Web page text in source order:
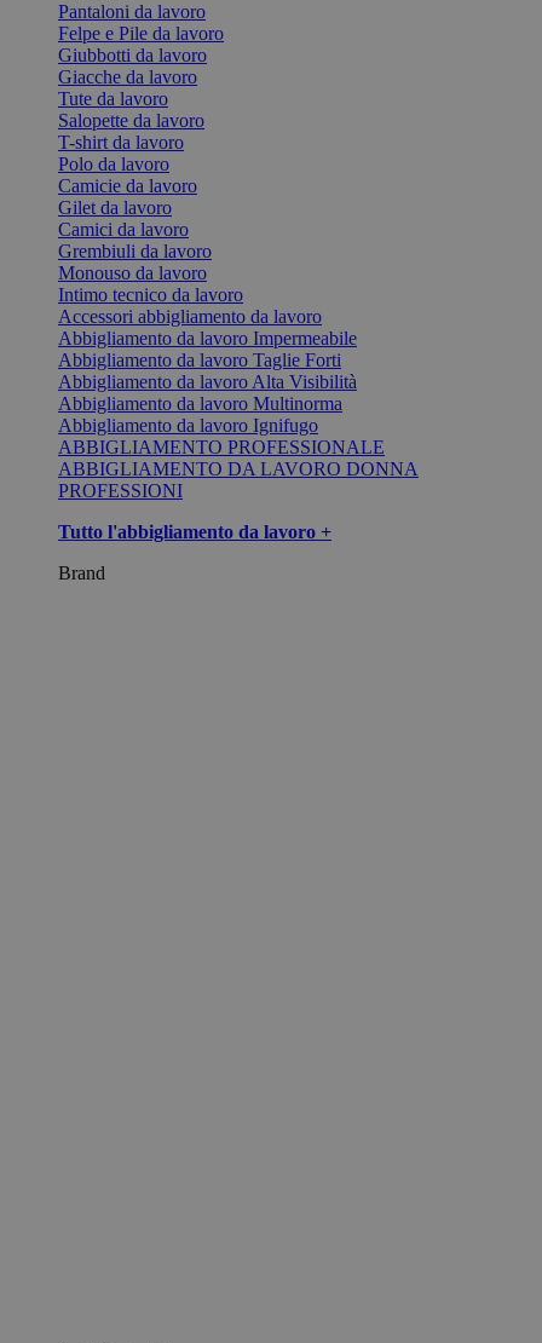
Pantaloni da lavoro
Felpe e Pile da lavoro
Giubbotti da lavoro
Giacche da lavoro
Tute da lavoro
Salopette da lavoro
T-shirt da lavoro
Polo da lavoro
Camicie da lavoro
Gilet da lavoro
Camici da lavoro
Grembiuli da lavoro
Monouso da lavoro
Intimo tecnico da lavoro
Accessori abbigliamento da lavoro
Abbigliamento da lavoro Impermeabile
Abbigliamento da lavoro Taglie Forti
Abbigliamento da lavoro Alta Visibilità
Abbigliamento da lavoro Multinorma
Abbigliamento da lavoro Ignifugo
ABBIGLIAMENTO PROFESSIONALE
ABBIGLIAMENTO DA LAVORO DONNA
PROFESSIONI
Tutto l'abbigliamento da lavoro +
Brand